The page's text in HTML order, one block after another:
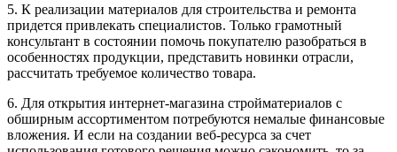
5. К реализации материалов для строительства и ремонта
придется привлекать специалистов. Только грамотный
консультант в состоянии помочь покупателю разобраться в
особенностях продукции, представить новинки отрасли,
рассчитать требуемое количество товара.
6. Для открытия интернет-магазина стройматериалов с
обширным ассортиментом потребуются немалые финансовые
вложения. И если на создании веб-ресурса за счет